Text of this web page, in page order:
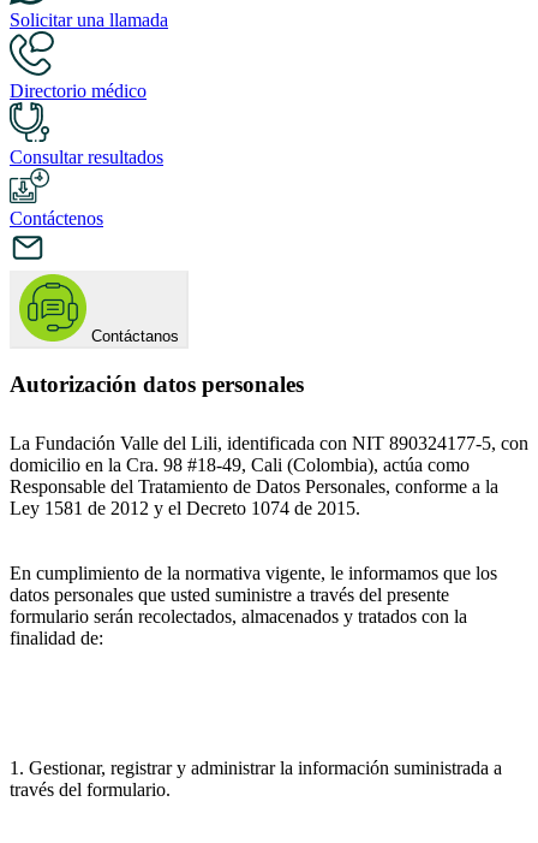
Solicitar una llamada
Directorio médico
Consultar resultados
Contáctenos
Contáctanos
Autorización datos personales
La Fundación Valle del Lili, identificada con NIT 890324177-5, con
domicilio en la Cra. 98 #18-49, Cali (Colombia), actúa como
Responsable del Tratamiento de Datos Personales, conforme a la
Ley 1581 de 2012 y el Decreto 1074 de 2015.
En cumplimiento de la normativa vigente, le informamos que los
datos personales que usted suministre a través del presente
formulario serán recolectados, almacenados y tratados con la
finalidad de:
1. Gestionar, registrar y administrar la información suministrada a
través del formulario.